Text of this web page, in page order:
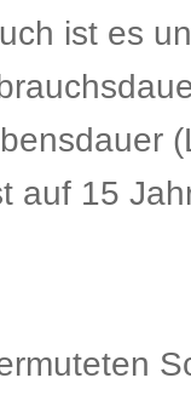
ist es
auf 15